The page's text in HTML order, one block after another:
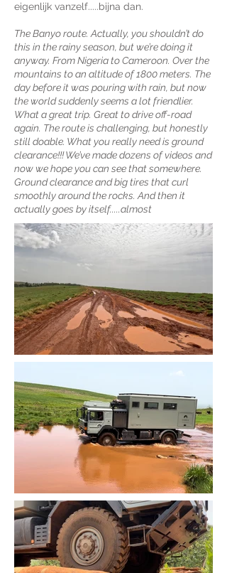
eigenlijk vanzelf.....bijna dan.
The Banyo route. Actually, you shouldn’t do
this in the rainy season, but we’re doing it
anyway. From Nigeria to Cameroon. Over the
mountains to an altitude of 1800 meters. The
day before it was pouring with rain, but now
the world suddenly seems a lot friendlier.
What a great trip. Great to drive off-road
again. The route is challenging, but honestly
still doable. What you really need is ground
clearance!!! We’ve made dozens of videos and
now we hope you can see that somewhere.
Ground clearance and big tires that curl
smoothly around the rocks. And then it
actually goes by itself.....almost